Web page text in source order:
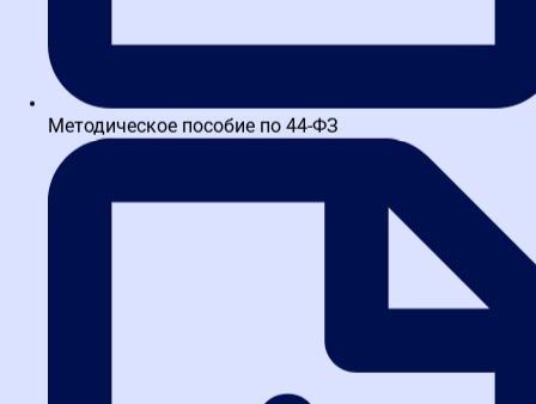
Заканчиваю обучение по программе: Управление закупками (ФЗ
№ 223 от 18.07.2011г., ФЗ № 44 от 05.04.2013г.). Хочу отметить
очень прекрасную организованность курсов: место нахождения